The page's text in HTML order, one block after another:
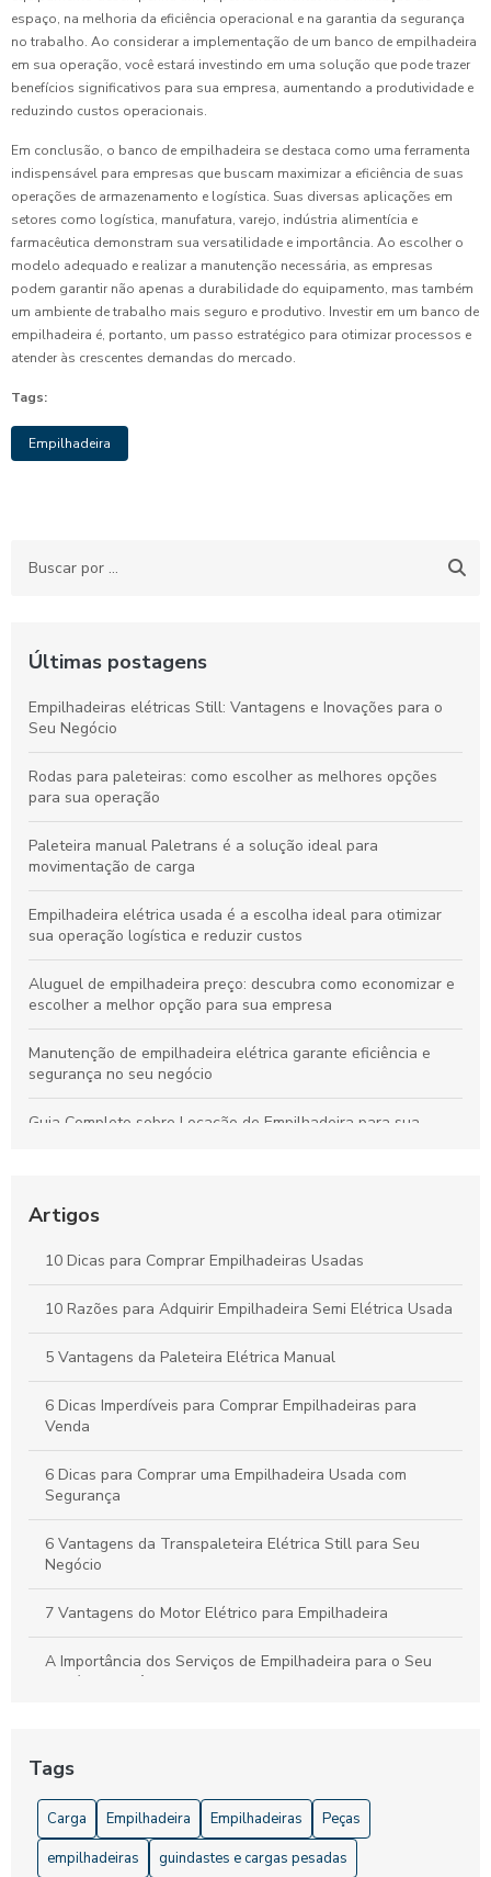
espaço, na melhoria da eficiência operacional e na garantia da segurança
no trabalho. Ao considerar a implementação de um banco de empilhadeira
em sua operação, você estará investindo em uma solução que pode trazer
benefícios significativos para sua empresa, aumentando a produtividade e
reduzindo custos operacionais.
Em conclusão, o banco de empilhadeira se destaca como uma ferramenta
indispensável para empresas que buscam maximizar a eficiência de suas
operações de armazenamento e logística. Suas diversas aplicações em
setores como logística, manufatura, varejo, indústria alimentícia e
farmacêutica demonstram sua versatilidade e importância. Ao escolher o
modelo adequado e realizar a manutenção necessária, as empresas
podem garantir não apenas a durabilidade do equipamento, mas também
um ambiente de trabalho mais seguro e produtivo. Investir em um banco de
empilhadeira é, portanto, um passo estratégico para otimizar processos e
atender às crescentes demandas do mercado.
Tags:
Empilhadeira
Últimas postagens
Empilhadeiras elétricas Still: Vantagens e Inovações para o
Seu Negócio
Rodas para paleteiras: como escolher as melhores opções
para sua operação
Paleteira manual Paletrans é a solução ideal para
movimentação de carga
Empilhadeira elétrica usada é a escolha ideal para otimizar
sua operação logística e reduzir custos
Aluguel de empilhadeira preço: descubra como economizar e
escolher a melhor opção para sua empresa
Manutenção de empilhadeira elétrica garante eficiência e
segurança no seu negócio
Guia Completo sobre Locação de Empilhadeira para sua
Empresa
Como Escolher a Melhor Selecionadora de Pedidos para Seu
Negócio
Peças para Empilhadeira: Como Escolher as Melhores Opções
para seu Equipamento
Artigos
10 Dicas para Comprar Empilhadeiras Usadas
10 Razões para Adquirir Empilhadeira Semi Elétrica Usada
5 Vantagens da Paleteira Elétrica Manual
6 Dicas Imperdíveis para Comprar Empilhadeiras para
Venda
6 Dicas para Comprar uma Empilhadeira Usada com
Segurança
6 Vantagens da Transpaleteira Elétrica Still para Seu
Negócio
7 Vantagens do Motor Elétrico para Empilhadeira
A Importância dos Serviços de Empilhadeira para o Seu
Negócio: Eficiência e Segurança Garantidas
Acessórios para Empilhadeira: Melhore a Eficiência e
Segurança do Seu Equipamento
Acessórios para Empilhadeira: Melhore sua Performance
Tags
Carga Empilhadeira Empilhadeiras
Peças
empilhadeiras
guindastes e cargas pesadas